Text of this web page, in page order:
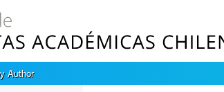
Author